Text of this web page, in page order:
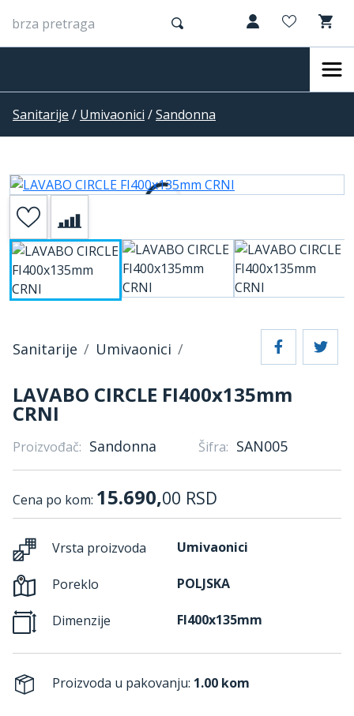
Sanitarije / Umivaonici /Sandonna
Sanitarije Umivaonici
LAVABO CIRCLE FI400x135mm
CRNI
Proizvođač: Sandonna Šifra: SAN005
Cena po kom: 15.690,00 RSD
Vrsta proizvoda Umivaonici
Poreklo POLJSKA
Dimenzije FI400x135mm
Proizvoda u pakovanju: 1.00 kom